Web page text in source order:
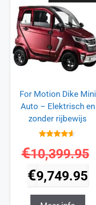
For Motion Dike Mini
Auto – Elektrisch en
zonder rijbewijs
van 5
€10,399.95
€9,749.95